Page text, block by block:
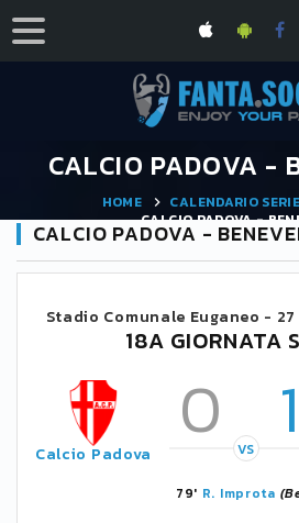
CALCIO PADOVA -
HOME
CALENDARIO
CALCIO PADOVA -
CALCIO PADOVA -
Stadio Comunale Euganeo -
18A GIORNATA
Calcio Padova 0 1
VS
79' R. Improta